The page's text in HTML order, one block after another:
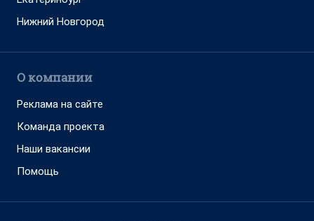
Нижний Новгород
О компании
Реклама на сайте
Команда проекта
Наши вакансии
Помощь